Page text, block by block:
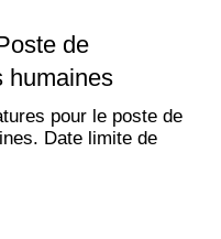
de
humaines
pour le poste de
Date limite de